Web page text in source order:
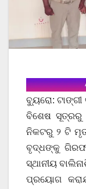
ବ୍ୟୁରୋ: ଟାଙ୍ଗୀ
ବିଶେଷ ସୂତ୍ରରୁ
ନିକଟରୁ ୨ ଟି
ବୃଦ୍ଧଙ୍କୁ
ସ୍ଥାନୀୟ
ପ୍ରୟୋଗ